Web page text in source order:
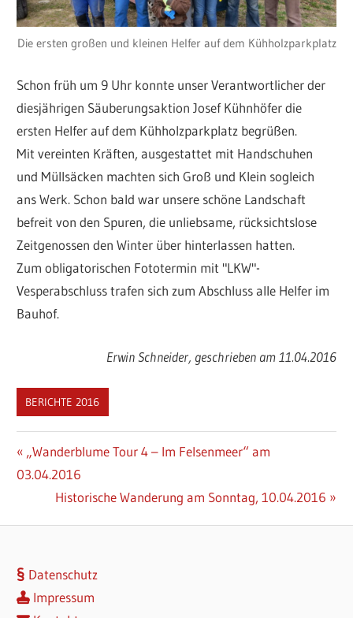
Die ersten großen und kleinen Helfer auf dem Kühholzparkplatz
Schon früh um 9 Uhr konnte unser Verantwortlicher der
diesjährigen Säuberungsaktion Josef Kühnhöfer die
ersten Helfer auf dem Kühholzparkplatz begrüßen.
Mit vereinten Kräften, ausgestattet mit Handschuhen
und Müllsäcken machten sich Groß und Klein sogleich
ans Werk. Schon bald war unsere schöne Landschaft
befreit von den Spuren, die unliebsame, rücksichtslose
Zeitgenossen den Winter über hinterlassen hatten.
Zum obligatorischen Fototermin mit "LKW"-
Vesperabschluss trafen sich zum Abschluss alle Helfer im
Bauhof.
Erwin Schneider, geschrieben am 11.04.2016
BERICHTE 2016
Beitragsnavigation
Vorheriger
Beitrag:
„Wanderblume Tour 4 – Im Felsenmeer“ am
03.04.2016
Nächster
Historische Wanderung am Sonntag, 10.04.2016
Datenschutz
Impressum